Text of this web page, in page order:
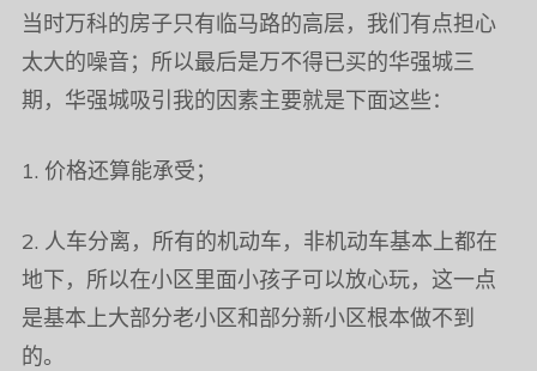
当时万科的房子只有临马路的高层，我们有点担心
太大的噪音；所以最后是万不得已买的华强城三
期，华强城吸引我的因素主要就是下面这些：
1. 价格还算能承受；
2. 人车分离，所有的机动车，非机动车基本上都在
地下，所以在小区里面小孩子可以放心玩，这一点
是基本上大部分老小区和部分新小区根本做不到
的。